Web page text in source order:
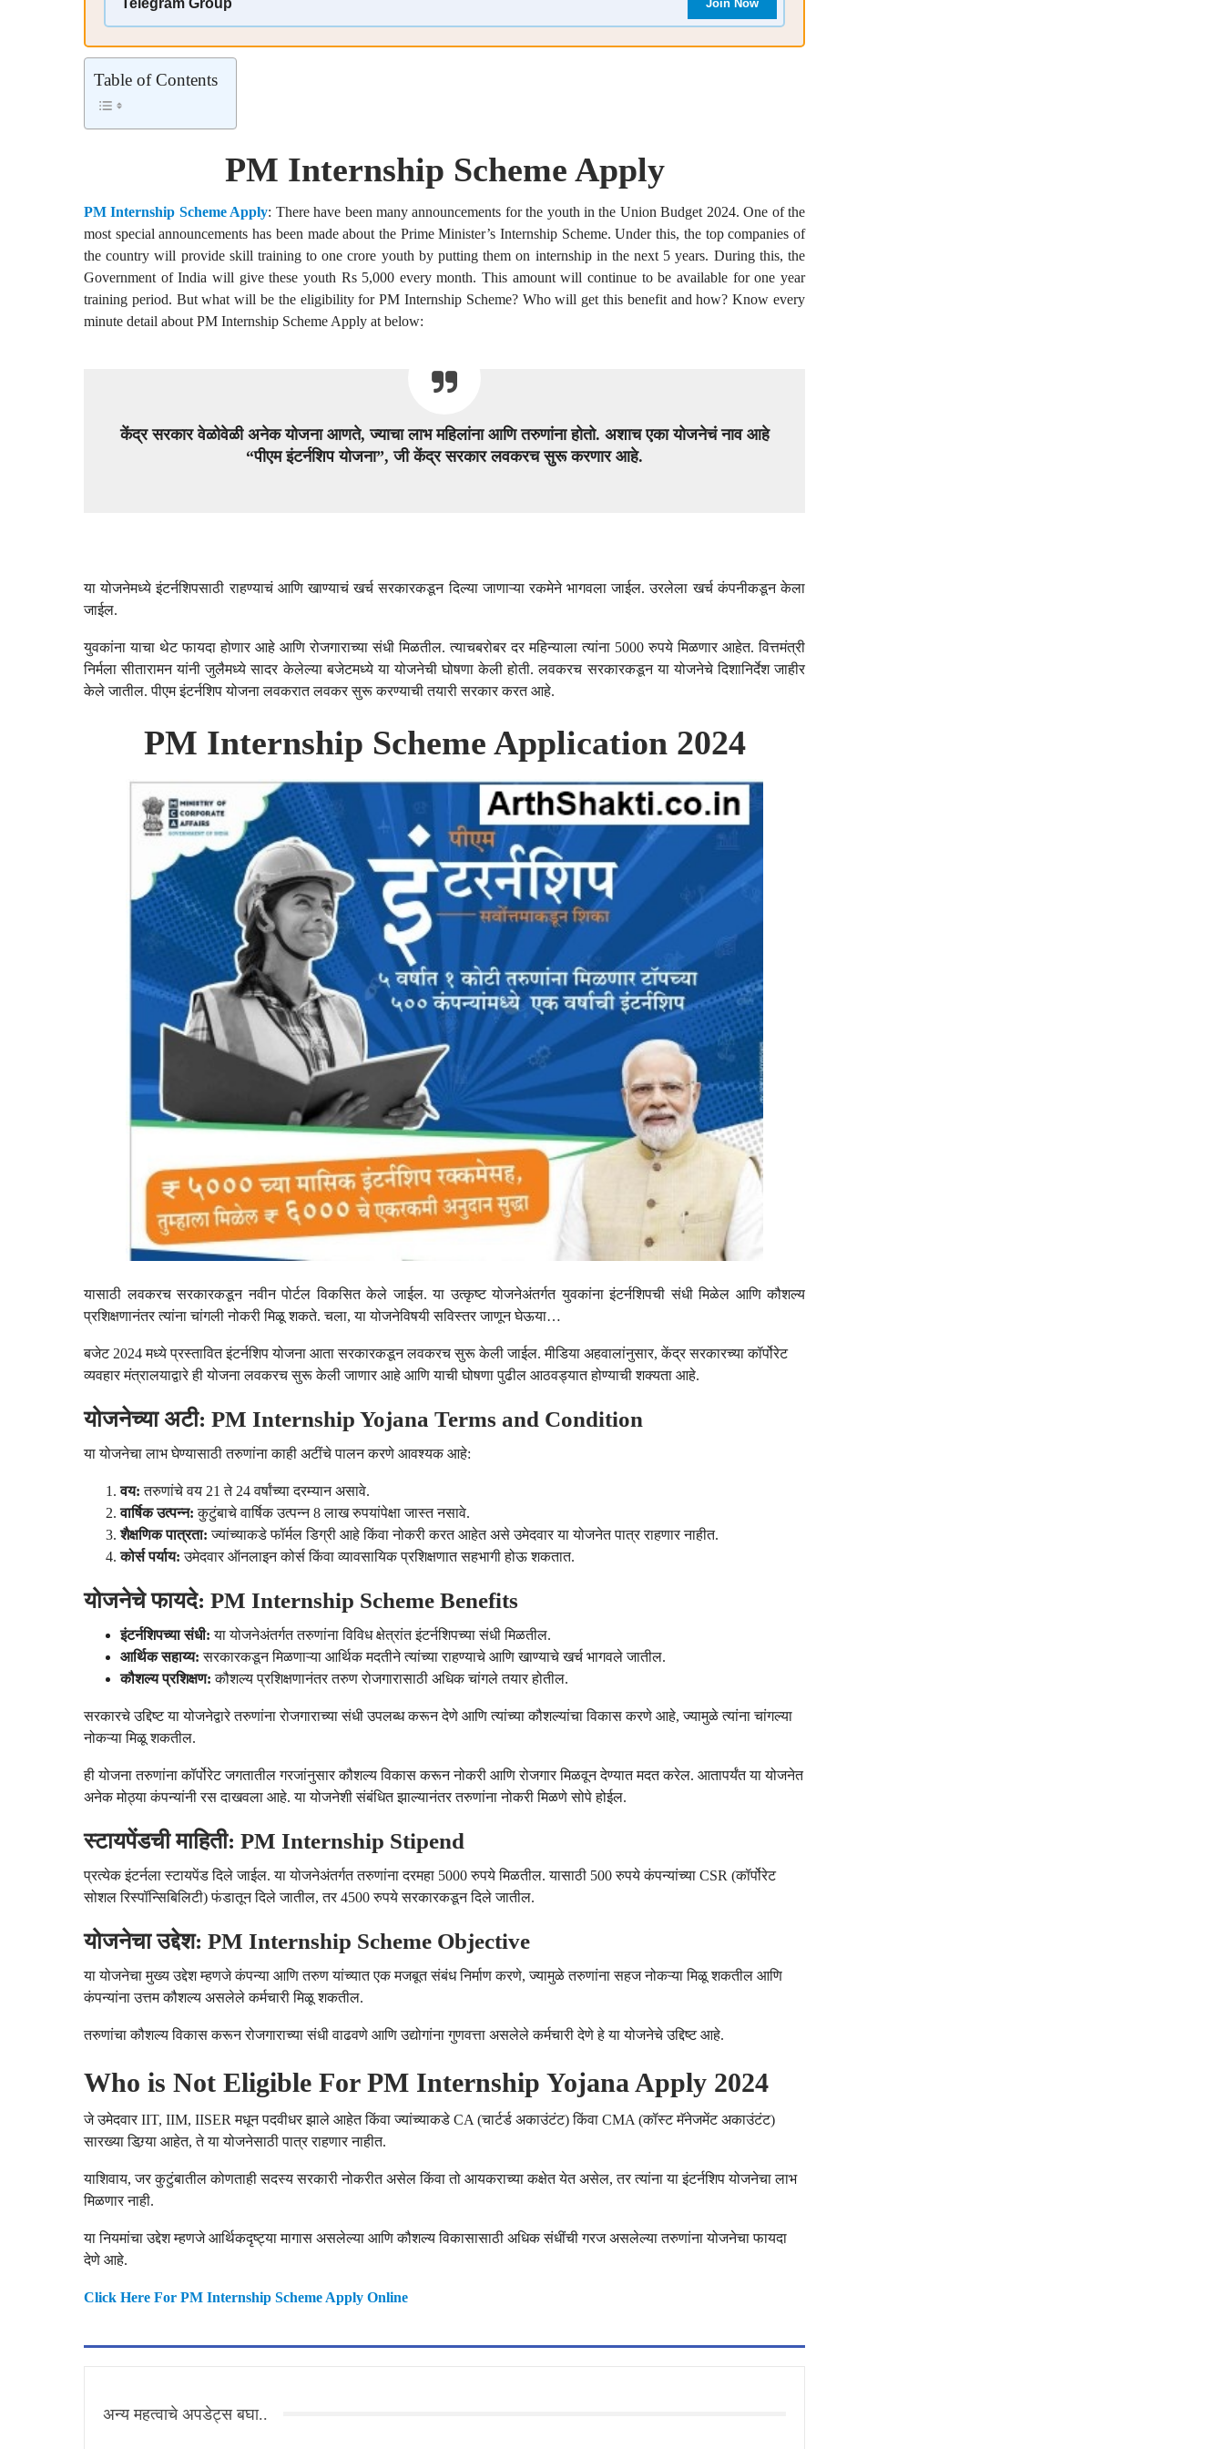
Telegram Group Join Now
Table of Contents
PM Internship Scheme Apply
PM Internship Scheme Apply: There have been many announcements for the youth in the Union Budget 2024. One of the
most special announcements has been made about the Prime Minister’s Internship Scheme. Under this, the top companies of
the country will provide skill training to one crore youth by putting them on internship in the next 5 years. During this, the
Government of India will give these youth Rs 5,000 every month. This amount will continue to be available for one year
training period. But what will be the eligibility for PM Internship Scheme? Who will get this benefit and how? Know every
minute detail about PM Internship Scheme Apply at below:
केंद्र सरकार वेळोवेळी अनेक योजना आणते, ज्याचा लाभ महिलांना आणि तरुणांना होतो. अशाच एका योजनेचं नाव आहे
“पीएम इंटर्नशिप योजना”, जी केंद्र सरकार लवकरच सुरू करणार आहे.
या योजनेमध्ये इंटर्नशिपसाठी राहण्याचं आणि खाण्याचं खर्च सरकारकडून दिल्या जाणाऱ्या रकमेने भागवला जाईल. उरलेला खर्च कंपनीकडून केला
जाईल.
युवकांना याचा थेट फायदा होणार आहे आणि रोजगाराच्या संधी मिळतील. त्याचबरोबर दर महिन्याला त्यांना 5000 रुपये मिळणार आहेत. वित्तमंत्री
निर्मला सीतारामन यांनी जुलैमध्ये सादर केलेल्या बजेटमध्ये या योजनेची घोषणा केली होती. लवकरच सरकारकडून या योजनेचे दिशानिर्देश जाहीर
केले जातील. पीएम इंटर्नशिप योजना लवकरात लवकर सुरू करण्याची तयारी सरकार करत आहे.
PM Internship Scheme Application 2024
यासाठी लवकरच सरकारकडून नवीन पोर्टल विकसित केले जाईल. या उत्कृष्ट योजनेअंतर्गत युवकांना इंटर्नशिपची संधी मिळेल आणि कौशल्य
प्रशिक्षणानंतर त्यांना चांगली नोकरी मिळू शकते. चला, या योजनेविषयी सविस्तर जाणून घेऊया…
बजेट 2024 मध्ये प्रस्तावित इंटर्नशिप योजना आता सरकारकडून लवकरच सुरू केली जाईल. मीडिया अहवालांनुसार, केंद्र सरकारच्या कॉर्पोरेट
व्यवहार मंत्रालयाद्वारे ही योजना लवकरच सुरू केली जाणार आहे आणि याची घोषणा पुढील आठवड्यात होण्याची शक्यता आहे.
योजनेच्या अटी: PM Internship Yojana Terms and Condition
या योजनेचा लाभ घेण्यासाठी तरुणांना काही अटींचे पालन करणे आवश्यक आहे:
वय: तरुणांचे वय 21 ते 24 वर्षांच्या दरम्यान असावे.
वार्षिक उत्पन्न: कुटुंबाचे वार्षिक उत्पन्न 8 लाख रुपयांपेक्षा जास्त नसावे.
शैक्षणिक पात्रता: ज्यांच्याकडे फॉर्मल डिग्री आहे किंवा नोकरी करत आहेत असे उमेदवार या योजनेत पात्र राहणार नाहीत.
कोर्स पर्याय: उमेदवार ऑनलाइन कोर्स किंवा व्यावसायिक प्रशिक्षणात सहभागी होऊ शकतात.
योजनेचे फायदे: PM Internship Scheme Benefits
इंटर्नशिपच्या संधी: या योजनेअंतर्गत तरुणांना विविध क्षेत्रांत इंटर्नशिपच्या संधी मिळतील.
आर्थिक सहाय्य: सरकारकडून मिळणाऱ्या आर्थिक मदतीने त्यांच्या राहण्याचे आणि खाण्याचे खर्च भागवले जातील.
कौशल्य प्रशिक्षण: कौशल्य प्रशिक्षणानंतर तरुण रोजगारासाठी अधिक चांगले तयार होतील.
सरकारचे उद्दिष्ट या योजनेद्वारे तरुणांना रोजगाराच्या संधी उपलब्ध करून देणे आणि त्यांच्या कौशल्यांचा विकास करणे आहे, ज्यामुळे त्यांना चांगल्या
नोकऱ्या मिळू शकतील.
ही योजना तरुणांना कॉर्पोरेट जगतातील गरजांनुसार कौशल्य विकास करून नोकरी आणि रोजगार मिळवून देण्यात मदत करेल. आतापर्यंत या योजनेत
अनेक मोठ्या कंपन्यांनी रस दाखवला आहे. या योजनेशी संबंधित झाल्यानंतर तरुणांना नोकरी मिळणे सोपे होईल.
स्टायपेंडची माहिती: PM Internship Stipend
प्रत्येक इंटर्नला स्टायपेंड दिले जाईल. या योजनेअंतर्गत तरुणांना दरमहा 5000 रुपये मिळतील. यासाठी 500 रुपये कंपन्यांच्या CSR (कॉर्पोरेट
सोशल रिस्पॉन्सिबिलिटी) फंडातून दिले जातील, तर 4500 रुपये सरकारकडून दिले जातील.
योजनेचा उद्देश: PM Internship Scheme Objective
या योजनेचा मुख्य उद्देश म्हणजे कंपन्या आणि तरुण यांच्यात एक मजबूत संबंध निर्माण करणे, ज्यामुळे तरुणांना सहज नोकऱ्या मिळू शकतील आणि
कंपन्यांना उत्तम कौशल्य असलेले कर्मचारी मिळू शकतील.
तरुणांचा कौशल्य विकास करून रोजगाराच्या संधी वाढवणे आणि उद्योगांना गुणवत्ता असलेले कर्मचारी देणे हे या योजनेचे उद्दिष्ट आहे.
Who is Not Eligible For PM Internship Yojana Apply 2024
जे उमेदवार IIT, IIM, IISER मधून पदवीधर झाले आहेत किंवा ज्यांच्याकडे CA (चार्टर्ड अकाउंटंट) किंवा CMA (कॉस्ट मॅनेजमेंट अकाउंटंट)
सारख्या डिग्र्या आहेत, ते या योजनेसाठी पात्र राहणार नाहीत.
याशिवाय, जर कुटुंबातील कोणताही सदस्य सरकारी नोकरीत असेल किंवा तो आयकराच्या कक्षेत येत असेल, तर त्यांना या इंटर्नशिप योजनेचा लाभ
मिळणार नाही.
या नियमांचा उद्देश म्हणजे आर्थिकदृष्ट्या मागास असलेल्या आणि कौशल्य विकासासाठी अधिक संधींची गरज असलेल्या तरुणांना योजनेचा फायदा
देणे आहे.
Click Here For PM Internship Scheme Apply Online
अन्य महत्वाचे अपडेट्स बघा..